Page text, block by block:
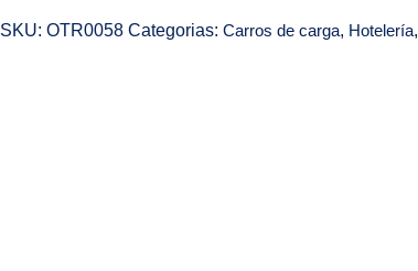
SKU: OTR0058 Categorias: Carros de carga, Hotelería,